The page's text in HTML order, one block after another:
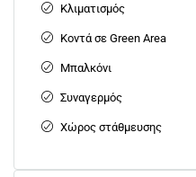
Κλιματισμός
Κοντά σε Green Area
Μπαλκόνι
Συναγερμός
Χώρος στάθμευσης